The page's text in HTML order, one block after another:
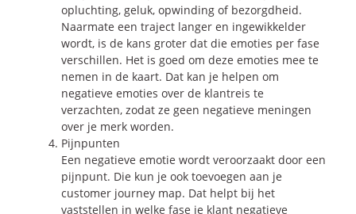
opluchting, geluk, opwinding of bezorgdheid.
Naarmate een traject langer en ingewikkelder
wordt, is de kans groter dat die emoties per fase
verschillen. Het is goed om deze emoties mee te
nemen in de kaart. Dat kan je helpen om
negatieve emoties over de klantreis te
verzachten, zodat ze geen negatieve meningen
over je merk worden.
Pijnpunten
Een negatieve emotie wordt veroorzaakt door een
pijnpunt. Die kun je ook toevoegen aan je
customer journey map. Dat helpt bij het
vaststellen in welke fase je klant negatieve